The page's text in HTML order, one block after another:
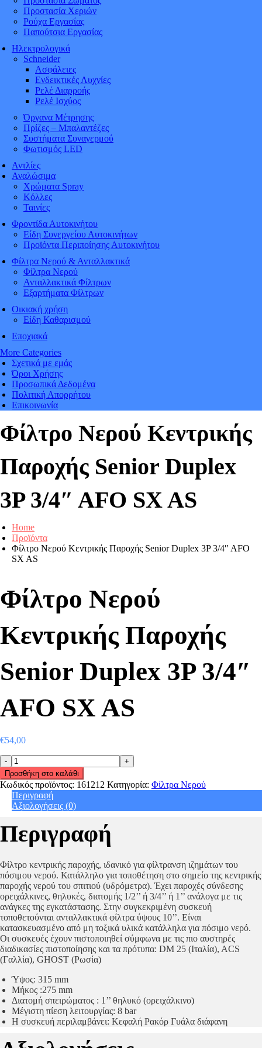
Προστασία Χεριών
Ρούχα Εργασίας
Παπούτσια Εργασίας
Ηλεκτρολογικά
Schneider
Ασφάλειες
Ενδεικτικές Λυχνίες
Ρελέ Διαρροής
Ρελέ Ισχύος
Όργανα Μέτρησης
Πρίζες – Μπαλαντέζες
Συστήματα Συναγερμού
Φωτισμός LED
Αντλίες
Αναλώσιμα
Χρώματα Spray
Κόλλες
Ταινίες
Φροντίδα Αυτοκινήτου
Είδη Συνεργείου Αυτοκινήτων
Προϊόντα Περιποίησης Αυτοκινήτου
Φίλτρα Νερού & Ανταλλακτικά
Φίλτρα Νερού
Ανταλλακτικά Φίλτρων
Εξαρτήματα Φίλτρων
Οικιακή χρήση
Είδη Καθαρισμού
Εποχιακά
More Categories
Σχετικά με εμάς
Όροι Χρήσης
Προσωπικά Δεδομένα
Πολιτική Απορρήτου
Επικοινωνία
Φίλτρο Νερού Κεντρικής
Παροχής Senior Duplex
3P 3/4″ AFO SX AS
Home
Προϊόντα
Φίλτρο Νερού Κεντρικής Παροχής Senior Duplex 3P 3/4″ AFO
SX AS
Φίλτρο Νερού
Κεντρικής Παροχής
Senior Duplex 3P 3/4″
AFO SX AS
€54,00
Φίλτρο
Νερού
Κεντρικής
Παροχής
Senior
Duplex
AFO
AS
quantity
Προσθήκη στο καλάθι
Κωδικός προϊόντος: 161212 Κατηγορία: Φίλτρα Νερού
Περιγραφή
Αξιολογήσεις (0)
Περιγραφή
Φίλτρο κεντρικής παροχής, ιδανικό για φίλτρανση ιζημάτων του
πόσιμου νερού. Κατάλληλο για τοποθέτηση στο σημείο της κεντρικής
παροχής νερού του σπιτιού (υδρόμετρα). Έχει παροχές σύνδεσης
ορειχάλκινες, θηλυκές, διατομής 1/2’’ ή 3/4’’ ή 1’’ ανάλογα με τις
ανάγκες της εγκατάστασης. Στην συγκεκριμένη συσκευή
τοποθετούνται ανταλλακτικά φίλτρα ύψους 10’’. Είναι
κατασκευασμένο από μη τοξικά υλικά κατάλληλα για πόσιμο νερό.
Οι συσκευές έχουν πιστοποιηθεί σύμφωνα με τις πιο αυστηρές
διαδικασίες πιστοποίησης και τα πρότυπα: DM 25 (Ιταλία), ACS
(Γαλλία), GHOST (Ρωσία)
Ύψος: 315 mm
Μήκος :275 mm
Διατομή σπειρώματος : 1’’ θηλυκό (ορειχάλκινο)
Μέγιστη πίεση λειτουργίας: 8 bar
Η συσκευή περιλαμβάνει: Κεφαλή Ρακόρ Γυάλα διάφανη